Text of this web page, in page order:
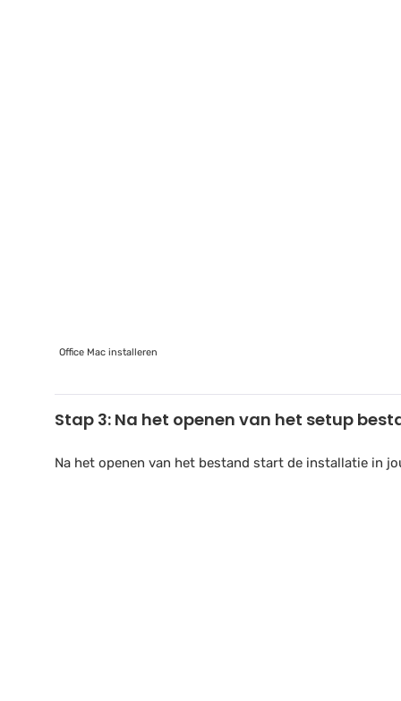
Office Mac installeren
Stap 3: Na het openen van het setup
Na het openen van het bestand start de installatie in